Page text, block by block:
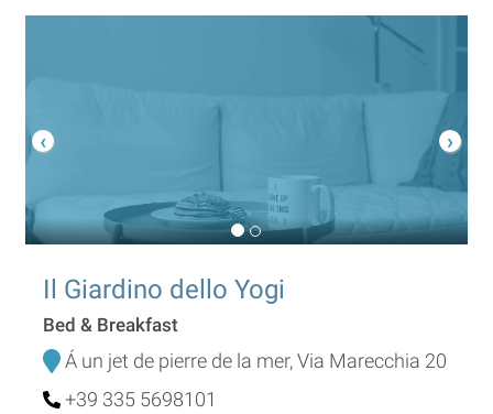
Il Giardino dello Yogi
Bed & Breakfast
Á un jet de pierre de la mer, Via Marecchia 20
+39 335 5698101